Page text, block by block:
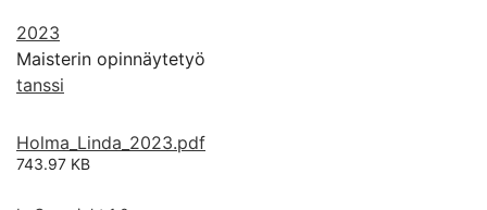
2023
Maisterin opinnäytetyö
tanssi
Holma_Linda_2023.pdf
743.97 KB